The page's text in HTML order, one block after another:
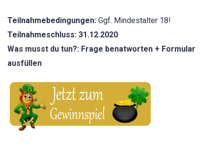
Teilnahmebedingungen: Ggf. Mindestalter 18!
Teilnahmeschluss: 31.12.2020
Was musst du tun?: Frage benatworten + Formular
ausfüllen